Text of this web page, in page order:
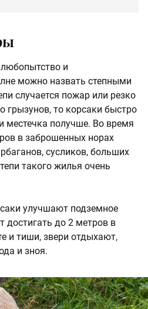
и
можно назвать степными
случается пожар или резко
грызунов, то корсаки быстро
местечка получше. Во время
в заброшенных норах
сусликов, больших
такого жилья очень
улучшают подземное
достигать до 2 метров в
и тиши, звери отдыхают,
и зноя.